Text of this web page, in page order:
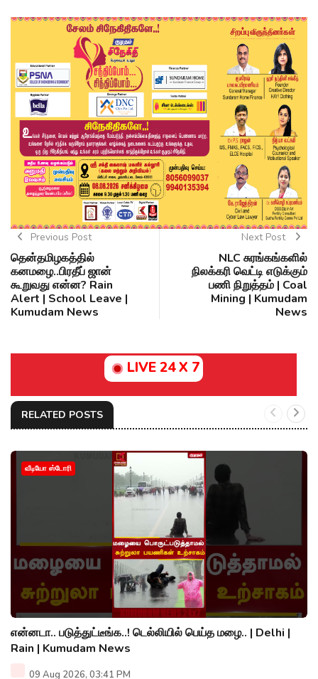
Previous Post
தென்தமிழகத்தில்
கனமழை..பிரதீப் ஜான்
கூறுவது என்ன? Rain
Alert | School Leave |
Kumudam News
Next Post
NLC சுரங்கங்களில்
நிலக்கரி வெட்டி எடுக்கும்
பணி நிறுத்தம் | Coal
Mining | Kumudam
News
LIVE 24 X 7
RELATED POSTS
வீடியோ ஸ்டோரி
என்னடா.. படுத்துட்டீங்க..! டெல்லியில் பெய்த மழை.. | Delhi |
Rain | Kumudam News
09 Aug 2026, 03:41 PM